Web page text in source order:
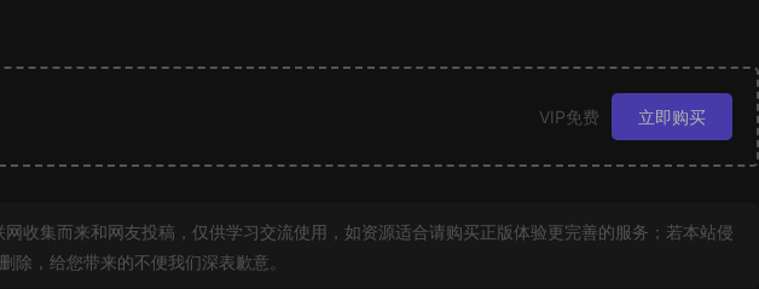
VIP免费 立即购买
收集而来和网友投稿，仅供学习交流使用，如资源适合请购买正版体验更完善的服务；若本站侵
除，给您带来的不便我们深表歉意。